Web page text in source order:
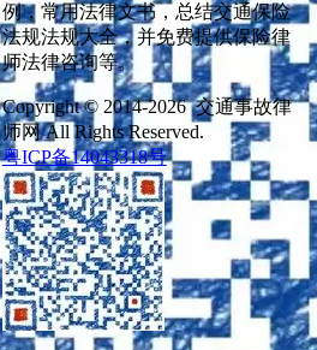
例，常用法律文书，总结交通保险
法规法规大全，并免费提供保险律
师法律咨询等。
Copyright © 2014-2026 交通事故律
师网 All Rights Reserved.
粤ICP备14043318号